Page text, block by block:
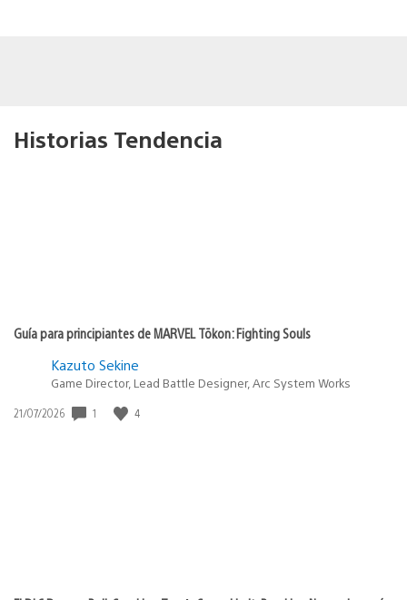
Historias Tendencia
Guía para principiantes de MARVEL Tōkon: Fighting Souls
Kazuto Sekine
Game Director, Lead Battle Designer, Arc System Works
Fecha
21/07/2026 1 4